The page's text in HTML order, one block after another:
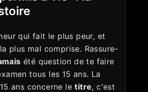
qui fait le plus peur, et
plus mal comprise. Rassure-
été question de te faire
tous les 15 ans. La
ans concerne letitre, c'est